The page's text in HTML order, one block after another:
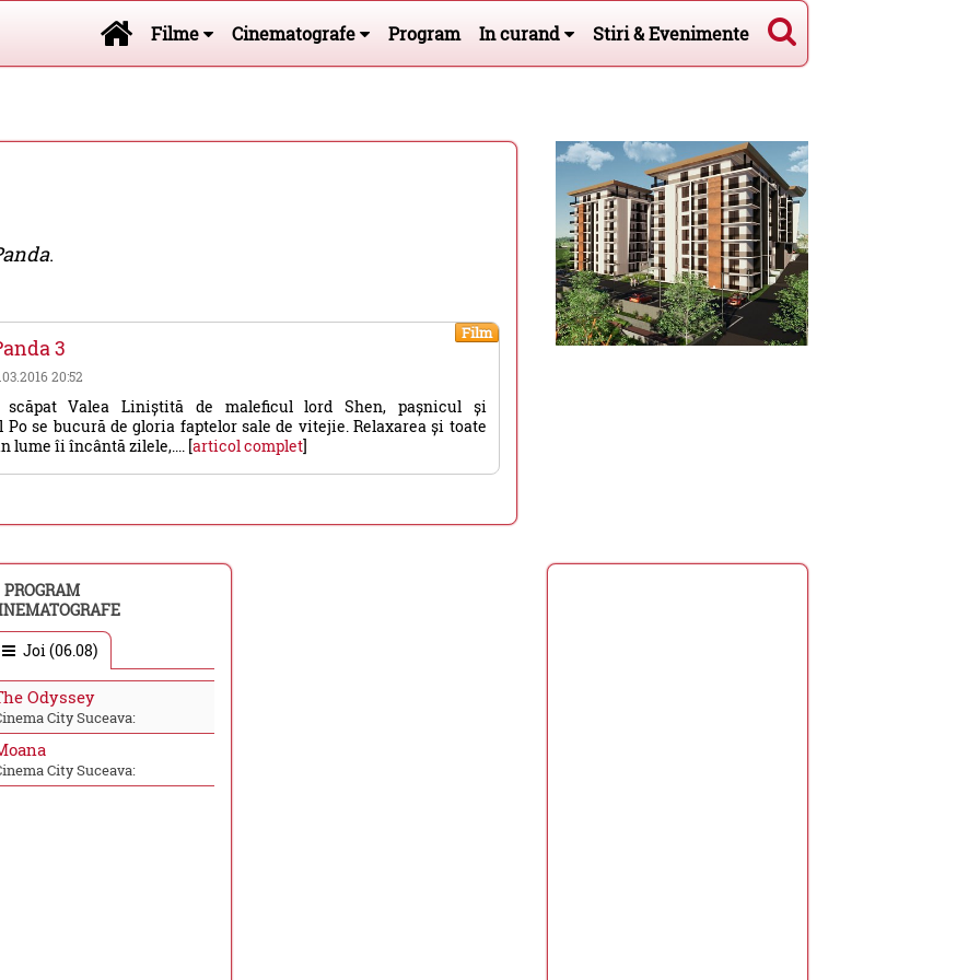
Filme Cinematografe Program In curand Stiri & Evenimente
.
Film
3
20:52
Valea Liniștită de maleficul lord Shen, pașnicul și
Po se bucură de gloria faptelor sale de vitejie. Relaxarea și toate
lume îi încântă zilele,.... [articol complet]
PROGRAM
Joi (06.08)
Odyssey
City Suceava:
City Suceava: